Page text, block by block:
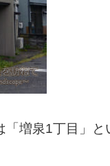
増泉1丁目」